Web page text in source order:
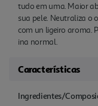
tudo em uma. Maior
sua pele. Neutraliza o
com un ligeiro aroma.
ina normal.
Características
Ingredientes/